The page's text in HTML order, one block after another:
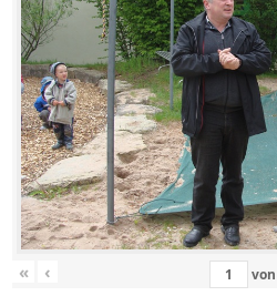
« ‹ von